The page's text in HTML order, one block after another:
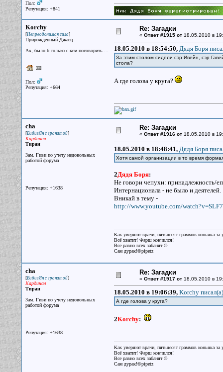
Пол:
Репутация: +841
Korchy
[Непреодолимая сила]
Прирожденный Джаец
Ах, было б только с кем поговорить ...
Пол:
Репутация: +664
Re: Загадки
« Ответ #1915 от18.05.2010 в
18.05.2010 в 18:54:50, Дядя Боря
За этим столом сидели сэр Ивейн, сэр
стола?
А где голова у круга?
cha
[БибизЯн с гранатой]
Кардинал
Тиран
Зам. Гиви по учету недовольных
работой форума
Репутация: +1638
Re: Загадки
« Ответ #1916 от18.05.2010 в
18.05.2010 в 18:48:41, Дядя Боря
Хотя самой организации в то время
2Дядя Боря:
Не говори чепухи: принадлежность/
Интернационала - не было и деятелей.
Вникай в тему -
http://www.youtube.com/
Как уверяют врачи, пятьдесят граммов коньяка
Всё хватит! Фарш кончился!
Все равно всех забанят ©
Сам дурак!©pipetz
cha
[БибизЯн с гранатой]
Кардинал
Тиран
Зам. Гиви по учету недовольных
работой форума
Репутация: +1638
Re: Загадки
« Ответ #1917 от18.05.2010 в
18.05.2010 в 19:06:39, Korchy писал(a)
А где голова у круга?
2Korchy:
Как уверяют врачи, пятьдесят граммов коньяка
Всё хватит! Фарш кончился!
Все равно всех забанят ©
Сам дурак!©pipetz